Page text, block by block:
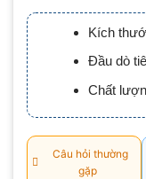
xếp
hạng
0.0
5
sao
Kích
Đầu dò
Chất
Câu hỏi thường
gặp